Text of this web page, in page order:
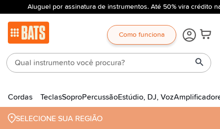
Aluguel por assinatura de instrumentos. Até 50% vira crédito na
Como funciona
Cordas TeclasSoproPercussãoEstúdio, DJ, Voz
SELECIONE SUA REGIÃO